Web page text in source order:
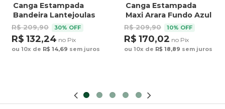
Canga Estampada
Bandeira Lantejoulas
R$ 209,90 30% OFF
R$ 132,24 no Pix
ou 10x de R$ 14,69 sem juros
Canga Estampada
Maxi Arara Fundo Azul
R$ 209,90 10% OFF
R$ 170,02 no Pix
ou 10x de R$ 18,89 sem juros